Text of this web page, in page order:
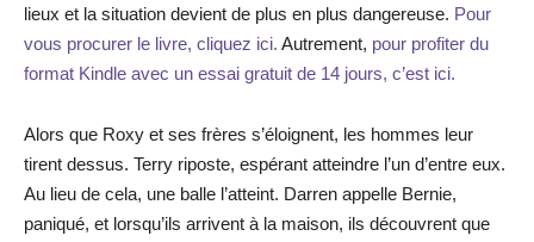
lieux et la situation devient de plus en plus dangereuse. Pour
vous procurer le livre, cliquez ici. Autrement, pour profiter du
format Kindle avec un essai gratuit de 14 jours, c’est ici.
Alors que Roxy et ses frères s’éloignent, les hommes leur
tirent dessus. Terry riposte, espérant atteindre l’un d’entre eux.
Au lieu de cela, une balle l’atteint. Darren appelle Bernie,
paniqué, et lorsqu’ils arrivent à la maison, ils découvrent que